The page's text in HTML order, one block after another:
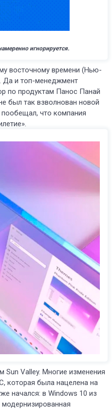
игнорируется.
восточному времени (Нью-
Да и топ-менеджмент
по продуктам Панос Панай
был так взволнован новой
что компания
Sun Valley. Многие изменения
которая была нацелена на
начался: в Windows 10 из
модернизированная